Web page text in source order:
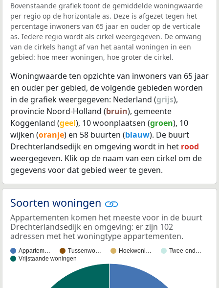
Bovenstaande grafiek toont de gemiddelde woningwaarde
per regio op de horizontale as. Deze is afgezet tegen het
percentage inwoners van 65 jaar en ouder op de verticale
as. Iedere regio wordt als cirkel weergegeven. De omvang
van de cirkels hangt af van het aantal woningen in een
gebied: hoe meer woningen, hoe groter de cirkel.
Woningwaarde ten opzichte van inwoners van 65 jaar
en ouder per gebied, de volgende gebieden worden
in de grafiek weergegeven: Nederland (grijs),
provincie Noord-Holland (bruin), gemeente
Koggenland (geel), 10 woonplaatsen (groen), 10
wijken (oranje) en 58 buurten (blauw). De buurt
Drechterlandsedijk en omgeving wordt in het rood
weergegeven. Klik op de naam van een cirkel om de
gegevens voor dat gebied weer te geven.
Soorten woningen
Appartementen komen het meeste voor in de buurt
Drechterlandsedijk en omgeving: er zijn 102
adressen met het woningtype appartementen.
Appartem… Tussenwo… Hoekwoni…
Twee-ond…
Vrijstaande woningen